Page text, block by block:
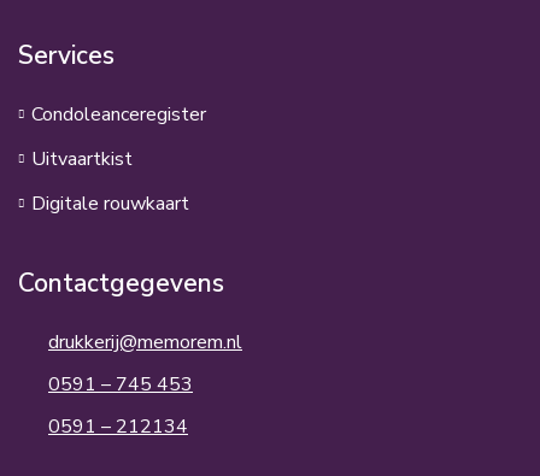
Services
Condoleanceregister
Uitvaartkist
Digitale rouwkaart
Contactgegevens
drukkerij@memorem.nl
0591 – 745 453
0591 – 212134